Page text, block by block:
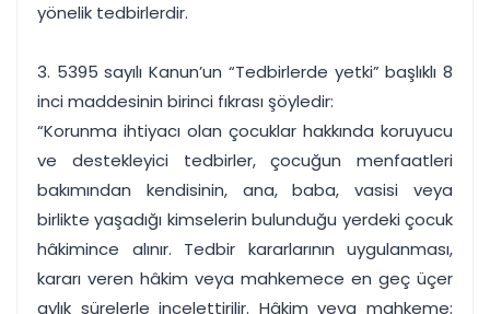
yönelik tedbirlerdir.
3. 5395 sayılı Kanun’un “Tedbirlerde yetki” başlıklı 8
inci maddesinin birinci fıkrası şöyledir:
“Korunma ihtiyacı olan çocuklar hakkında koruyucu
ve destekleyici tedbirler, çocuğun menfaatleri
bakımından kendisinin, ana, baba, vasisi veya
birlikte yaşadığı kimselerin bulunduğu yerdeki çocuk
hâkimince alınır. Tedbir kararlarının uygulanması,
kararı veren hâkim veya mahkemece en geç üçer
aylık sürelerle incelettirilir. Hâkim veya mahkeme;